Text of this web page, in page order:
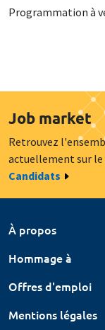
Programmation à
Job market
Retrouvez
actuellement sur
Candidats
À propos
Hommage à
Offres d'emploi
Mentions légales